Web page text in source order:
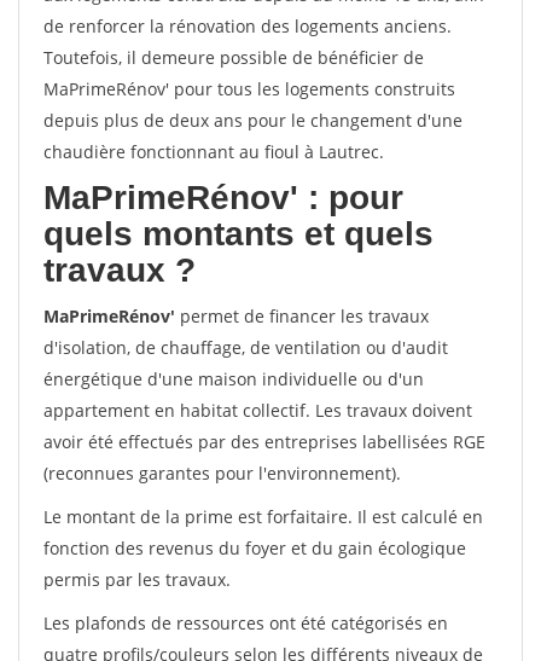
de renforcer la rénovation des logements anciens.
Toutefois, il demeure possible de bénéficier de
MaPrimeRénov' pour tous les logements construits
depuis plus de deux ans pour le changement d'une
chaudière fonctionnant au fioul à Lautrec.
MaPrimeRénov' : pour
quels montants et quels
travaux ?
MaPrimeRénov' permet de financer les travaux
d'isolation, de chauffage, de ventilation ou d'audit
énergétique d'une maison individuelle ou d'un
appartement en habitat collectif. Les travaux doivent
avoir été effectués par des entreprises labellisées RGE
(reconnues garantes pour l'environnement).
Le montant de la prime est forfaitaire. Il est calculé en
fonction des revenus du foyer et du gain écologique
permis par les travaux.
Les plafonds de ressources ont été catégorisés en
quatre profils/couleurs selon les différents niveaux de